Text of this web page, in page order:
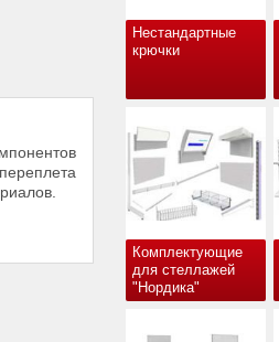
Нестандартные
крючки
Комплектующие
для стеллажей
"Нордика"